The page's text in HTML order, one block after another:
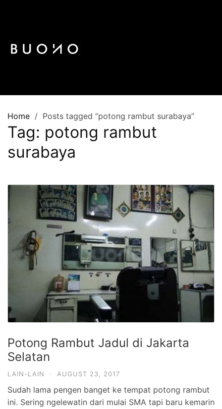
Home Posts tagged “potong rambut surabaya”
Tag: potong rambut
surabaya
Potong Rambut Jadul di Jakarta
Selatan
LAIN-LAIN · AUGUST 23, 2017
Sudah lama pengen banget ke tempat potong rambut
ini. Sering ngelewatin dari mulai SMA tapi baru kemarin